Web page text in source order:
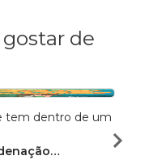
de
tem dentro de um